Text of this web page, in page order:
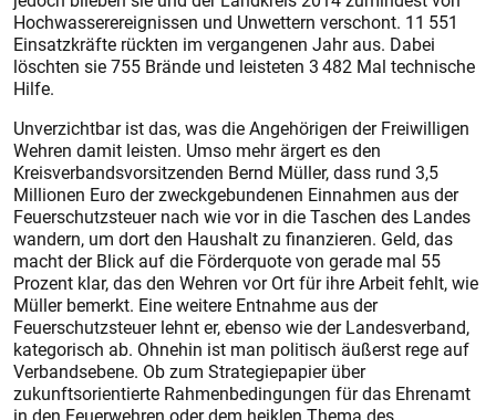
Hochwasserereignissen und Unwettern verschont. 11 551
Einsatzkräfte rückten im vergangenen Jahr aus. Dabei
löschten sie 755 Brände und leisteten 3 482 Mal technische
Hilfe.
Unverzichtbar ist das, was die Angehörigen der Freiwilligen
Wehren damit leisten. Umso mehr ärgert es den
Kreisverbandsvorsitzenden Bernd Müller, dass rund 3,5
Millionen Euro der zweckgebundenen Einnahmen aus der
Feuerschutzsteuer nach wie vor in die Taschen des Landes
wandern, um dort den Haushalt zu finanzieren. Geld, das
macht der Blick auf die Förderquote von gerade mal 55
Prozent klar, das den Wehren vor Ort für ihre Arbeit fehlt, wie
Müller bemerkt. Eine weitere Entnahme aus der
Feuerschutzsteuer lehnt er, ebenso wie der Landesverband,
kategorisch ab. Ohnehin ist man politisch äußerst rege auf
Verbandsebene. Ob zum Strategiepapier über
zukunftsorientierte Rahmenbedingungen für das Ehrenamt